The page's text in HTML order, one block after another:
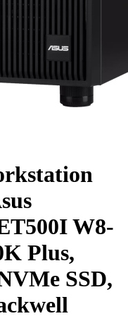
W8-
Plus,
SSD,